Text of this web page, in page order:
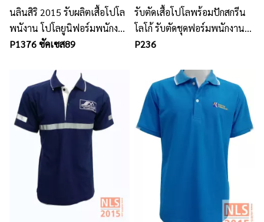
นลินสิริ 2015 รับผลิตเสื้อโปโล
พนังาน โปโลยูนิฟอร์มพนักงาน
พร้อมปักโลโก้
P1376 ซัคเซส89
รับตัดเสื้อโปโลพร้อมปักสกรีน
โลโก้ รับตัดชุดฟอร์มพนักงาน
ชลบุรี ศรีราชา
P236